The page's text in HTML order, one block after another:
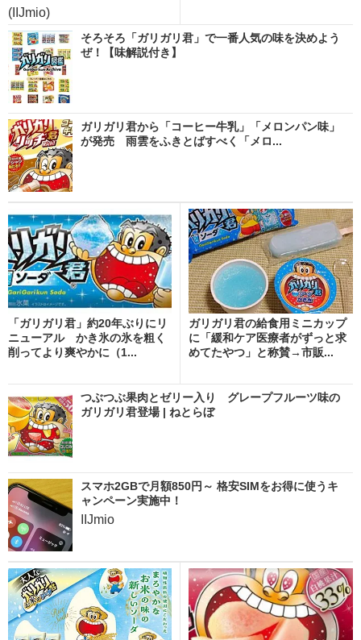
(IIJmio)
そろそろ「ガリガリ君」で一番人気の味を決めよう
ぜ！【味解説付き】
ガリガリ君から「コーヒー牛乳」「メロンパン味」
が発売 雨雲をふきとばすべく「メロ...
「ガリガリ君」約20年ぶりにリ
ニューアル かき氷の氷を粗く
削ってより爽やかに（1...
ガリガリ君の給食用ミニカップ
に「緩和ケア医療者がずっと求
めてたやつ」と称賛→市販...
つぶつぶ果肉とゼリー入り グレープフルーツ味の
ガリガリ君登場 | ねとらぼ
スマホ2GBで月額850円～ 格安SIMをお得に使うキ
ャンペーン実施中！
IIJmio